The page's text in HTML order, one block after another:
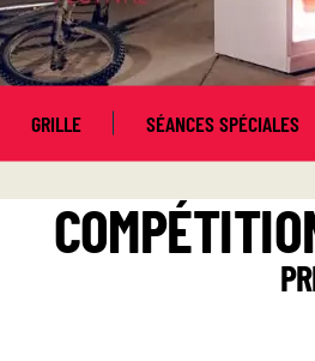
GRILLE SÉANCES SPÉCIALES